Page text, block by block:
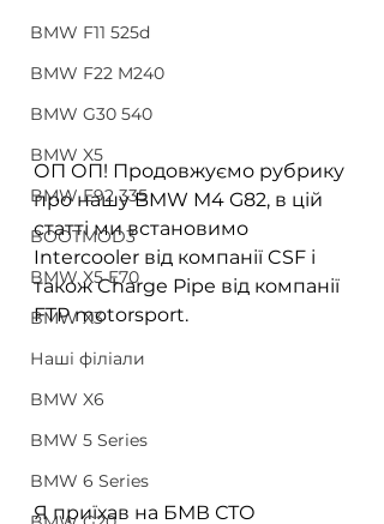
BMW F11 525d
BMW F22 M240
BMW G30 540
BMW X5
BMW E92 335
BOOTMOD3
BMW X5 E70
BMW X3
Наші філіали
BMW X6
BMW 5 Series
BMW 6 Series
ОП ОП! Продовжуємо рубрику
про нашу BMW M4 G82, в цій
статті ми встановимо
Intercooler від компанії CSF і
також Charge Pipe від компанії
FTP motorsport.
Я приїхав на БМВ СТО